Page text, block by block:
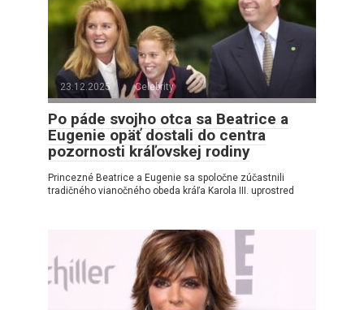
23.12.2025 Celebrity
Po páde svojho otca sa Beatrice a
Eugenie opäť dostali do centra
pozornosti kráľovskej rodiny
Princezné Beatrice a Eugenie sa spoločne zúčastnili
tradičného vianočného obeda kráľa Karola III. uprostred